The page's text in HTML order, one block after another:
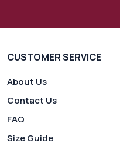
CUSTOMER SERVICE
About Us
Contact Us
FAQ
Size Guide